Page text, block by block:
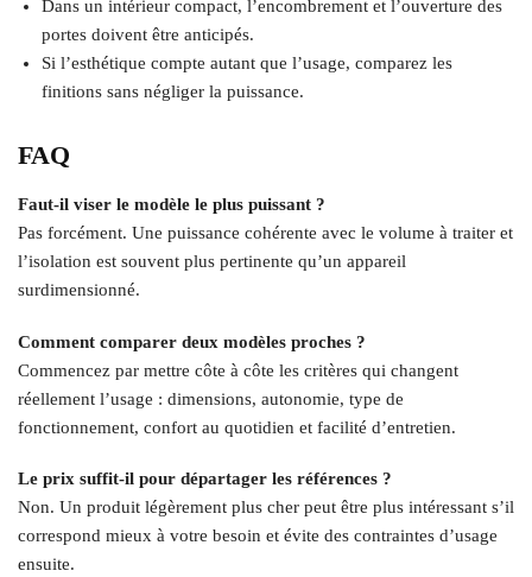
Dans un intérieur compact, l’encombrement et l’ouverture des
portes doivent être anticipés.
Si l’esthétique compte autant que l’usage, comparez les
finitions sans négliger la puissance.
FAQ
Faut-il viser le modèle le plus puissant ?
Pas forcément. Une puissance cohérente avec le volume à traiter et
l’isolation est souvent plus pertinente qu’un appareil
surdimensionné.
Comment comparer deux modèles proches ?
Commencez par mettre côte à côte les critères qui changent
réellement l’usage : dimensions, autonomie, type de
fonctionnement, confort au quotidien et facilité d’entretien.
Le prix suffit-il pour départager les références ?
Non. Un produit légèrement plus cher peut être plus intéressant s’il
correspond mieux à votre besoin et évite des contraintes d’usage
ensuite.